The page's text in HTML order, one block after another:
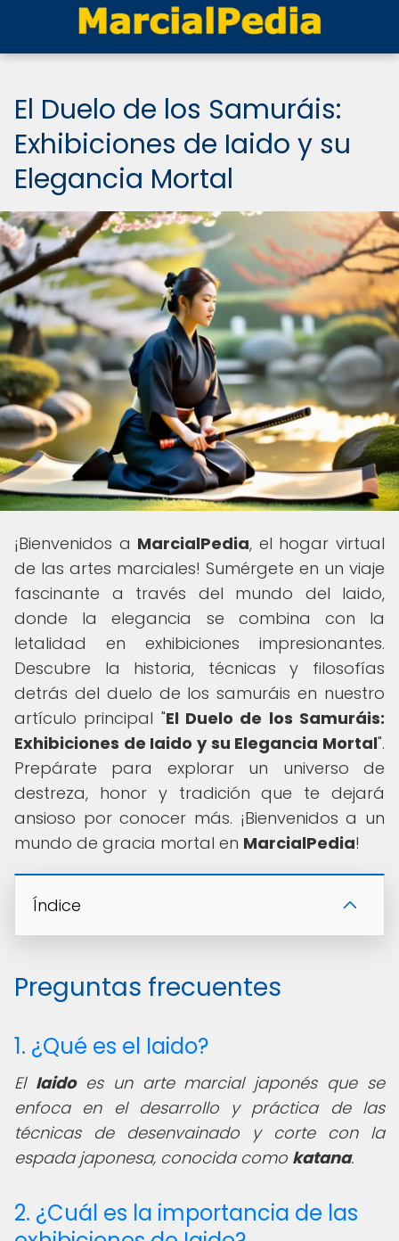
El Duelo de los Samuráis:
Exhibiciones de Iaido y su
Elegancia Mortal
¡Bienvenidos a MarcialPedia, el hogar virtual
de las artes marciales! Sumérgete en un viaje
fascinante a través del mundo del Iaido,
donde la elegancia se combina con la
letalidad en exhibiciones impresionantes.
Descubre la historia, técnicas y filosofías
detrás del duelo de los samuráis en nuestro
artículo principal "El Duelo de los Samuráis:
Exhibiciones de Iaido y su Elegancia Mortal".
Prepárate para explorar un universo de
destreza, honor y tradición que te dejará
ansioso por conocer más. ¡Bienvenidos a un
mundo de gracia mortal en MarcialPedia!
Índice
Preguntas frecuentes
1. ¿Qué es el Iaido?
El Iaidoes un arte marcial japonés que se
enfoca en el desarrollo y práctica de las
técnicas de desenvainado y corte con la
espada japonesa, conocida como katana.
2. ¿Cuál es la importancia de las